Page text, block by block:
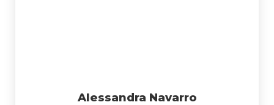
Alessandra Navarro